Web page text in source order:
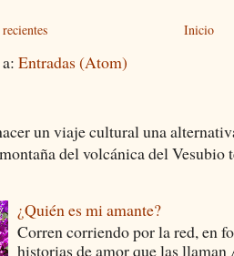
Inicio
Entradas (Atom)
un viaje cultural una
del volcánica del Vesubio
¿Quién es mi amante?
Corren corriendo por la red, en
historias de amor que las